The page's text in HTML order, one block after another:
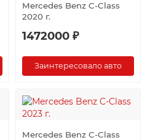
Mercedes Benz C-Class
2020 г.
1472000 ₽
Заинтересовало авто
Mercedes Benz C-Class